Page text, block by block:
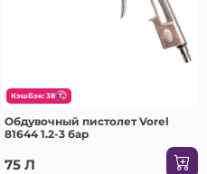
КэшБэк: 38
Обдувочный пистолет Vorel
81644 1.2-3 бар
75 Л